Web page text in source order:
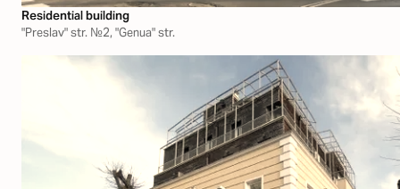
Residential building
"Preslav" str. №2, "Genua" str.